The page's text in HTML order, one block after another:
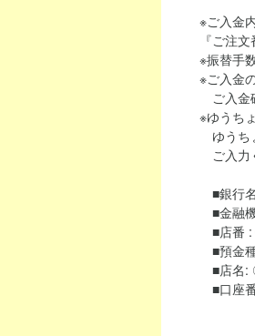
※ご入金内
『ご注文番
※振替手数
※ご入金の
ご入金確
※ゆうちょ
ゆうちょ
ご入力く
■銀行名 :
■金融機
■店番 :
■預金種
■店名: 〇
■口座番